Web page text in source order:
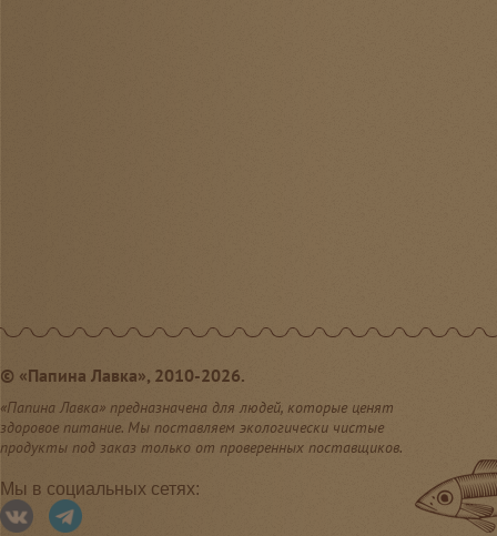
© «Папина Лавка», 2010-2026.
«Папина Лавка» предназначена для людей, которые ценят
здоровое питание. Мы поставляем экологически чистые
продукты под заказ только от проверенных поставщиков.
Мы в социальных сетях: